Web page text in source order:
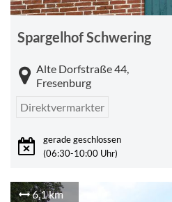
Spargelhof Schwering
Alte Dorfstraße 44,
Fresenburg
Direktvermarkter
gerade geschlossen
(06:30-10:00 Uhr)
6,1 km